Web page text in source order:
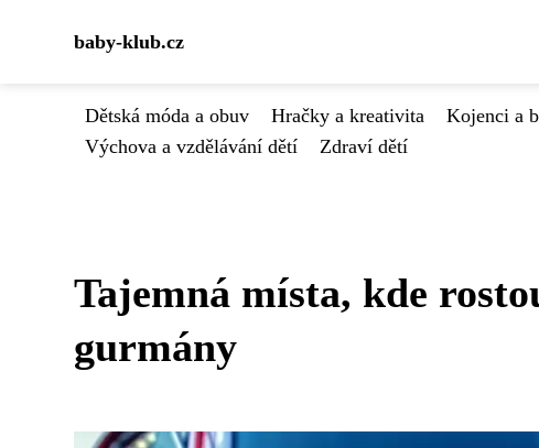
baby-klub.cz
Dětská móda a obuv Hračky a kreativita Kojenci a
Výchova a vzdělávání dětí
Zdraví dětí
Tajemná místa, kde
gurmány